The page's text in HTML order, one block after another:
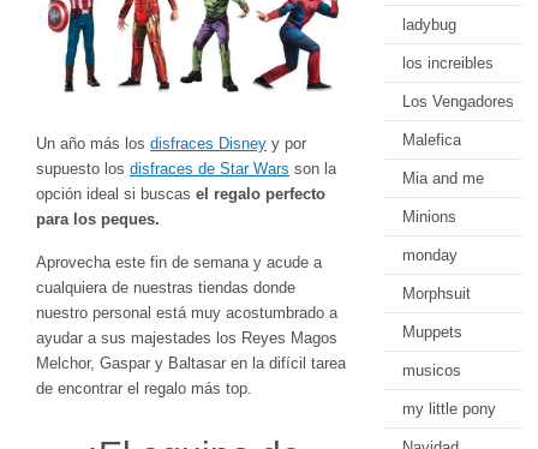
Un año más los disfraces Disney y por
supuesto los disfraces de Star Wars son la
opción ideal si buscas el regalo perfecto
para los peques.
Aprovecha este fin de semana y acude a
cualquiera de nuestras tiendas donde
nuestro personal está muy acostumbrado a
ayudar a sus majestades los Reyes Magos
Melchor, Gaspar y Baltasar en la difícil tarea
de encontrar el regalo más top.
ladybug
los increibles
Los Vengadores
Malefica
Mia and me
Minions
monday
Morphsuit
Muppets
musicos
my little pony